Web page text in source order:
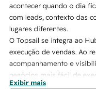
acontecer quando o dia
com leads, contexto das
lugares diferentes.
O Topsail se integra ao
execução de vendas. Ao
acompanhamento e
negócios mais fácil de
Exibir mais